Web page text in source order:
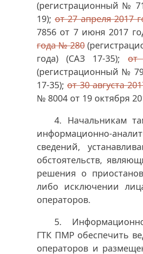
(регистрационный №
19);от 27 апреля 2017
7856 от 7 июня 2017
года № 280
года) (САЗ 17-35);
(регистрационный №
17-35);от 30 августа
№ 8004 от 19 октября
4. Начальникам
информационно-
сведений,
обстоятельств,
решения о
либо исключении
операторов.
5.
ГТК ПМР обеспечить
операторов и